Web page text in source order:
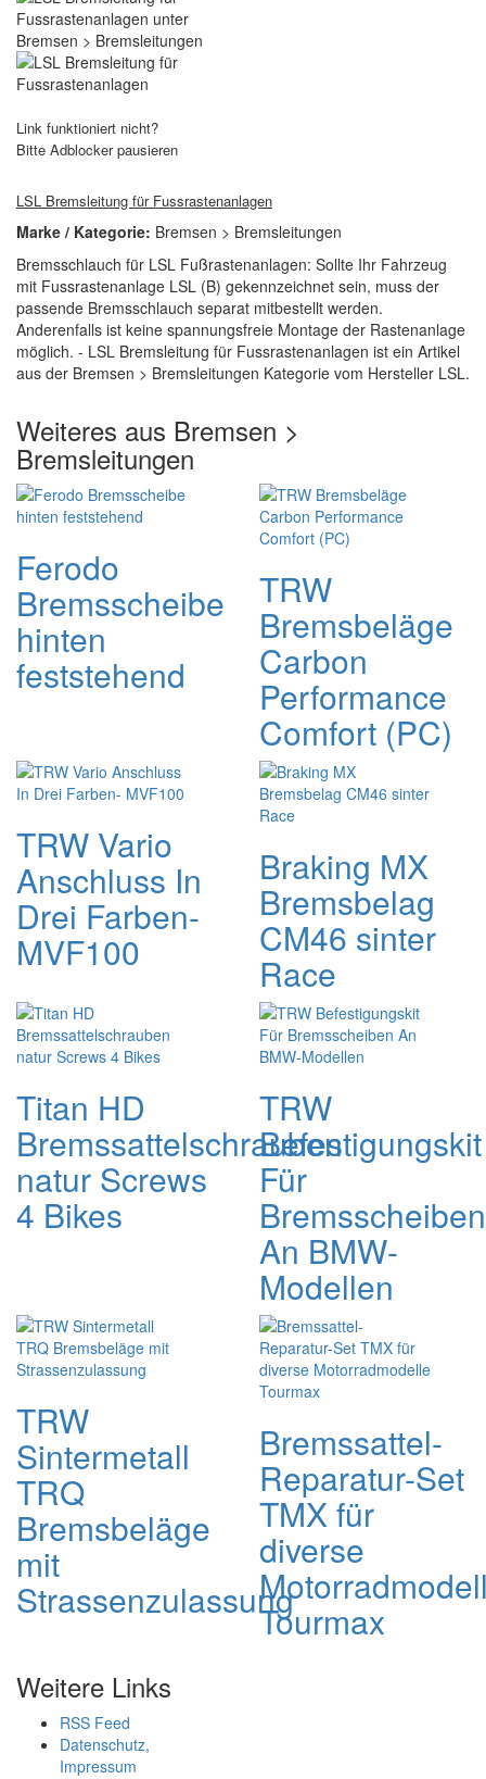
Link funktioniert nicht?
Bitte Adblocker pausieren
LSL Bremsleitung für Fussrastenanlagen
Marke / Kategorie: Bremsen > Bremsleitungen
Bremsschlauch für LSL Fußrastenanlagen: Sollte Ihr Fahrzeug
mit Fussrastenanlage LSL (B) gekennzeichnet sein, muss der
passende Bremsschlauch separat mitbestellt werden.
Anderenfalls ist keine spannungsfreie Montage der Rastenanlage
möglich. - LSL Bremsleitung für Fussrastenanlagen ist ein Artikel
aus der Bremsen > Bremsleitungen Kategorie vom Hersteller LSL.
Weiteres aus Bremsen >
Bremsleitungen
Ferodo
Bremsscheibe
hinten
feststehend
TRW
Bremsbeläge
Carbon
Performance
Comfort (PC)
TRW Vario
Anschluss In
Drei Farben-
MVF100
Braking MX
Bremsbelag
CM46 sinter
Race
Titan HD
Bremssattelschrauben
natur Screws
4 Bikes
TRW
Befestigungskit
Für
Bremsscheiben
An BMW-
Modellen
TRW
Sintermetall
TRQ
Bremsbeläge
mit
Strassenzulassung
Bremssattel-
Reparatur-Set
TMX für
diverse
Tourmax
Weitere Links
RSS Feed
Datenschutz,
Impressum